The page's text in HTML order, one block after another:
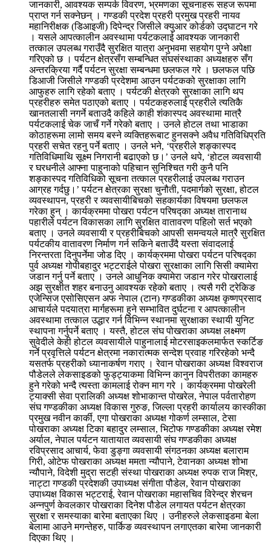
जानकारी, आवश्यक सम्पर्क विवरण, भ्रमणका सूचनाहरू सहज रूपमा
प्राप्त गर्न सक्नेछन् । गण्डकी प्रदेश प्रहरी प्रमुख प्रहरी नायव
महानिरीक्षक (डिआइजी) दिपेन्द्र जिसीले क्युआर कोर्डको उद्घाटन गरे
। यसले आपत्कालीन अवस्थामा पर्यटकलाई आवश्यक जानकारी
तत्काल उपलब्ध गराउँदै सुरक्षित यात्रा अनुभवमा सहयोग पुग्ने अपेक्षा
गरिएको छ । पर्यटन क्षेत्रसँग सम्बन्धित संघसंस्थाका अध्यक्षहरु सँग
अन्तरक्रिया गर्दै पर्यटन सुरक्षा सम्बन्धमा छलफल गरे । छलफल पछि
डिआजी जिसीले गण्डकी प्रदेशमा आउन पर्यटकको सुरक्षाका लागि
आफुहरु लागि रहेको बताए । पर्यटकी क्षेत्रको सुरक्षाका लागि थप
प्रहरीहरु समेत पठाएको बताए । पर्यटकहरुलाई प्रहरीले त्यतिकै
खानतलासी नगर्ने बताउदै कहिले काही शंकास्पद अवस्थामा मात्रै
पर्यटकलाई चेक जाचँ गर्ने गरेको बताए । उनले होटल तथा भाडाका
कोठाहरूमा लामो समय बस्ने व्यक्तिहरूबाट हुनसक्ने अवैध गतिविधिप्रति
प्रहरी सचेत रहनु पर्ने बताए । उनले भने, ‘प्रहरीले शङ्कास्पद
गतिविधिमाथि सूक्ष्म निगरानी बढाएको छ।’ उनले थपे, ‘होटल व्यवसायी
र घरधनीले आफ्ना पाहुनाको पहिचान सुनिश्चित गरी कुनै पनि
शङ्कास्पद गतिविधिको सूचना तत्काल प्रहरीलाई उपलब्ध गराउन
आग्रह गर्दछु।’ पर्यटन क्षेत्रका सुरक्षा चुनौती, पदमार्गको सुरक्षा, होटल
व्यवस्थापन, प्रहरी र व्यवसायीबिचको सहकार्यका विषयमा छलफल
गरेका हुन् । कार्यक्रममा पोखरा पर्यटन परिषद्का अध्यक्ष तारानाथ
पहारीले पर्यटन विकासका लागि सुरक्षित वातावरण पहिलो सर्त भएको
बताए । उनले व्यवसायी र प्रहरीबिचको आपसी समन्वयले मात्रै सुरक्षित
पर्यटकीय वातावरण निर्माण गर्न सकिने बताउँदै यस्ता संवादलाई
निरन्तरता दिनुपर्नेमा जोड दिए । कार्यक्रममा पोखरा पर्यटन परिषद्का
पुर्व अध्यक्ष गोपीबहादुर भट्टराईले पोखरा सुरक्षाका लागि सिसी क्यामेरा
जडान गर्नु पर्ने बताए । उनले आधुनिक क्यामेरा जडान गरेर पोखरालाई
अझ सुरक्षीत शहर बनाउनु आवश्यक रहेको बताए । त्यसै गरी ट्रेकिङ
एजेन्सिज एसोसिएसन अफ नेपाल (टान) गण्डकीका अध्यक्ष कृष्णप्रसाद
आचार्यले पदयात्रा मार्गहरूमा हुने सम्भावित दुर्घटना र आपत्कालीन
अवस्थामा तत्काल उद्धार गर्न विभिन्न स्थानमा सुरक्षाका स्थायी युनिट
स्थापना गर्नुपर्ने बताए । यस्तै, होटल संघ पोखराका अध्यक्ष लक्ष्मण
सुवेदीले केही होटल व्यवसायीले पाहुनालाई मोटरसाइकलमार्फत स्कर्टिङ
गर्ने प्रवृत्तिले पर्यटन क्षेत्रमा नकारात्मक सन्देश प्रवाह गरिरहेको भन्दै
यसतर्फ प्रहरीको ध्यानाकर्षण गराए । रेवान पोखराका अध्यक्ष विश्वराज
पौडेलले लेकसाइडको फुड्ट्याकमा विभिन्न कानुन विपरीतका कामहरु
हुने गरेको भन्दै त्यस्ता कामलाई रोक्न माग गरे । कार्यक्रममा पोखरेली
ट्याक्सी सेवा प्रालिकी अध्यक्ष शोभाकान्त पोखरेल, नेपाल पर्वतारोहण
संघ गण्डकीका अध्यक्ष विकास गुरुङ, जिल्ला प्रहरी कार्यालय कास्कीका
प्रमुख नवीन कार्की, एगा पोखराका अध्यक्ष गोकर्ण लम्साल, टेसा
पोखराका अध्यक्ष टिका बहादुर लम्साल, भिटोफ गण्डकीका अध्यक्ष रमेश
अर्याल, नेपाल पर्यटन यातायात व्यवसायी संघ गण्डकीका अध्यक्ष
रविप्रसाद आचार्य, फेवा डुङ्गा व्यवसायी संगठनका अध्यक्ष बलाराम
गिरी, ओटेफ पोखराका अध्यक्ष ममता न्यौपाने, टेवानका अध्यक्ष शोभा
न्यौपाने, विदेशी मुद्रा सटही संस्था पोखराका अध्यक्ष रुपक राज मिश्र,
नाट्टा गण्डकी प्रदेशकी उपाध्यक्ष संगीता पौडेल, रेवान पोखराका
उपाध्यक्ष विकास भट्टराई, रेवान पोखराका महासचिव विरेन्द्र शेरचन
अन्नपुर्ण केवलकार पोखराका दिनेश पौडेल लगायत पर्यटन क्षेत्रका
सुरक्षा र समस्याका बारेमा बताएका थिए । उनीहरुले लेकसाइडमा बेला
बेलामा आउने मगन्तेहरु, पार्किङ व्यवस्थापन लगाएतका बारेमा जानकारी
दिएका थिए ।